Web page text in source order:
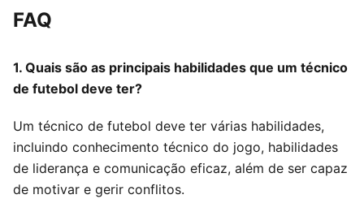
FAQ
1. Quais são as principais habilidades que um técnico
de futebol deve ter?
Um técnico de futebol deve ter várias habilidades,
incluindo conhecimento técnico do jogo, habilidades
de liderança e comunicação eficaz, além de ser capaz
de motivar e gerir conflitos.